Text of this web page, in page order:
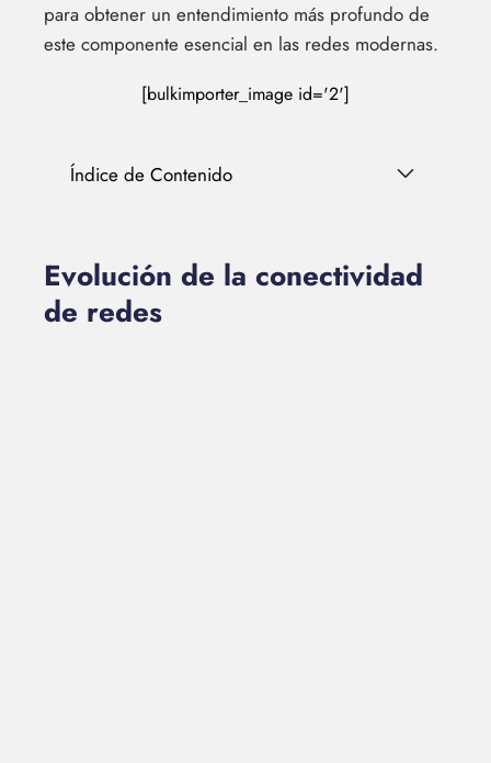
para obtener un entendimiento más profundo de
este componente esencial en las redes modernas.
[bulkimporter_image id='2']
Índice de Contenido
Evolución de la conectividad
de redes